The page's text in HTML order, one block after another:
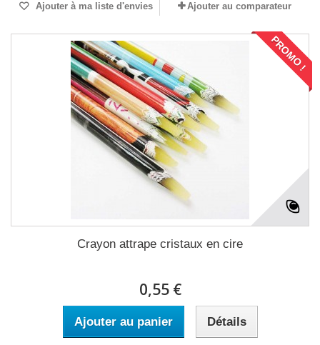
Ajouter à ma liste d'envies Ajouter au comparateur
PROMO !
Crayon attrape cristaux en cire
0,55 €
Ajouter au panier Détails